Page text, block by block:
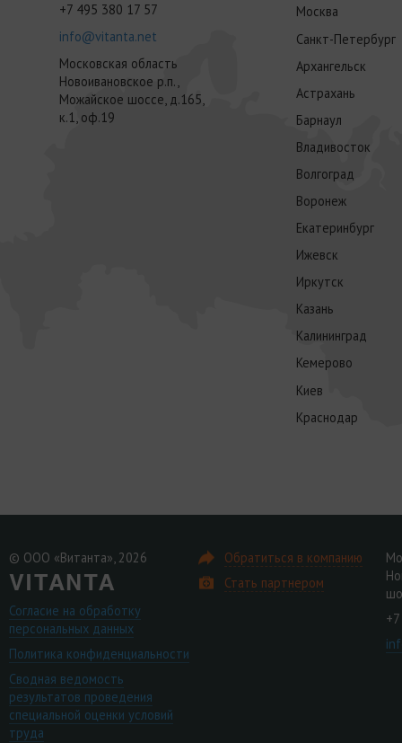
+7 495 380 17 57
info@vitanta.net
Московская область
Новоивановское р.п.,
Можайское шоссе, д.165,
к.1, оф.19
Москва
Санкт-Петербург
Архангельск
Астрахань
Барнаул
Владивосток
Волгоград
Воронеж
Екатеринбург
Ижевск
Иркутск
Казань
Калининград
Кемерово
Киев
Краснодар
© ООО «Витанта», 2026
Согласие на обработку
персональных данных
Политика конфиденциальности
Сводная ведомость
результатов проведения
специальной оценки условий
труда
Обратиться в компанию
Стать партнером